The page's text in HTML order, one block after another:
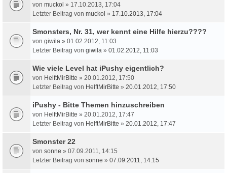
von muckol » 17.10.2013, 17:04
Letzter Beitrag von muckol » 17.10.2013, 17:04
Smonsters, Nr. 31, wer kennt eine Hilfe hierzu????
von giwila » 01.02.2012, 11:03
Letzter Beitrag von giwila » 01.02.2012, 11:03
Wie viele Level hat iPushy eigentlich?
von HelftMirBitte » 20.01.2012, 17:50
Letzter Beitrag von HelftMirBitte » 20.01.2012, 17:50
iPushy - Bitte Themen hinzuschreiben
von HelftMirBitte » 20.01.2012, 17:47
Letzter Beitrag von HelftMirBitte » 20.01.2012, 17:47
Smonster 22
von sonne » 07.09.2011, 14:15
Letzter Beitrag von sonne » 07.09.2011, 14:15